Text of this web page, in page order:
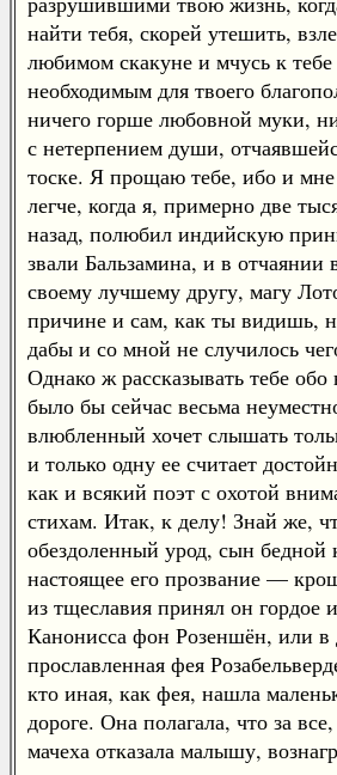
найти тебя, скорей утешить,
любимом скакуне и мчусь к тебе
необходимым для твоего
ничего горше любовной муки,
с нетерпением души,
тоске. Я прощаю тебе, ибо и
легче, когда я, примерно две
назад, полюбил индийскую
звали Бальзамина, и в отчаянии
своему лучшему другу, магу
причине и сам, как ты видишь,
дабы и со мной не случилось
Однако ж рассказывать тебе
было бы сейчас весьма
влюбленный хочет слышать
и только одну ее считает
как и всякий поэт с охотой
стихам. Итак, к делу! Знай же,
обездоленный урод, сын бедной
настоящее его прозвание —
из тщеславия принял он гордое
Канонисса фон Розеншён, или в
прославленная фея
кто иная, как фея, нашла
дороге. Она полагала, что за
мачеха отказала малышу,